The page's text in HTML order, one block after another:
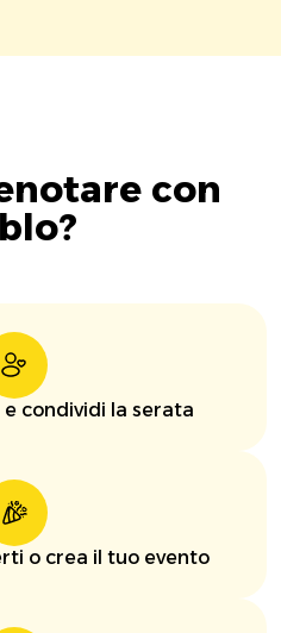
con
condividi la serata
o crea il tuo evento